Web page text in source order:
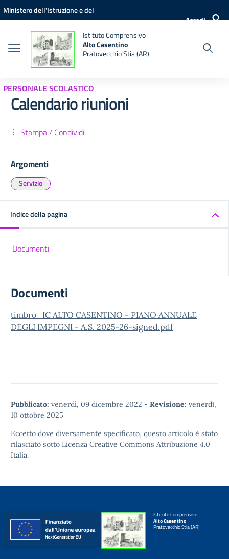
Vai ai contenuti
Vai al menu di navigazione
Vai al footer
Ministero dell'Istruzione e del
Accedi
Istituto Comprensivo
Alto Casentino
Pratovecchio Stia (AR)
PERSONALE SCOLASTICO
Calendario riunioni
Stampa / Condividi
Argomenti
Servizio
Indice della pagina
Documenti
Documenti
timbro_IC ALTO CASENTINO - PIANO ANNUALE
DEGLI IMPEGNI - A.S. 2025-26-signed.pdf
Pubblicato: venerdì, 09 dicembre 2022 - Revisione: venerdì,
10 ottobre 2025
Eccetto dove diversamente specificato, questo articolo è stato
rilasciato sotto Licenza Creative Commons Attribuzione 4.0
Italia.
Istituto Comprensivo
Alto Casentino
Pratovecchio Stia (AR)